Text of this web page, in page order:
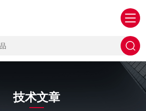
技术文章